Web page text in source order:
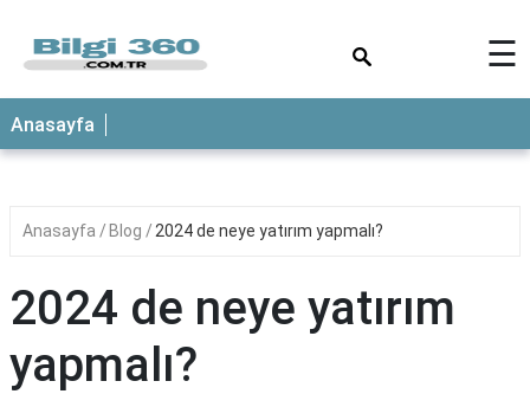
ANASAYFA
☰
Anasayfa
Anasayfa Blog 2024 de neye yatırım yapmalı?
2024 de neye yatırım
yapmalı?